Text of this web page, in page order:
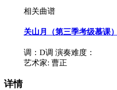
相关曲谱
关山月（第三季考级慕课）
调：D调 演奏难度：
艺术家: 曹正
详情